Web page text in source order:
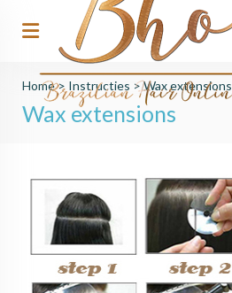
Home> Instructies >Wax extensions
Wax extensions